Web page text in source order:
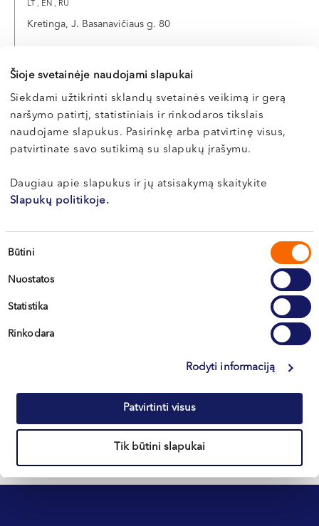
Šioje svetainėje naudojami slapukai
Siekdami užtikrinti sklandų svetainės veikimą ir gerą
naršymo patirtį, statistiniais ir rinkodaros tikslais
naudojame slapukus. Pasirinkę arba patvirtinę visus,
patvirtinate savo sutikimą su slapukų įrašymu.
Daugiau apie slapukus ir jų atsisakymą skaitykite
Slapukų politikoje.
Sutikimo
Būtini
Nuostatos
Statistika
Rinkodara
Rodyti informaciją
Patvirtinti visus
Tik būtini slapukai
VI, VII --
LT , EN , RU
Kretinga, J. Basanavičiaus g. 80
+370 633 30 303